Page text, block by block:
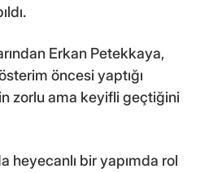
Erkan Petekkaya,
öncesi yaptığı
zorlu ama keyifli geçtiğini
heyecanlı bir yapımda rol